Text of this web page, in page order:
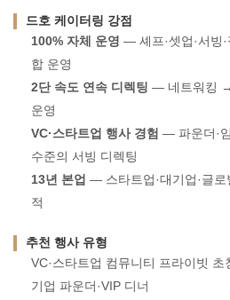
드호 케이터링 강점
100% 자체 운영 — 셰프·셋업·서빙
합 운영
2단 속도 연속 디렉팅 — 네트워킹
운영
VC·스타트업 행사 경험 — 파운더·
수준의 서빙 디렉팅
13년 본업 — 스타트업·대기업·글
적
추천 행사 유형
VC·스타트업 컴뮤니티 프라이빗 초
기업 파운더·VIP 디너